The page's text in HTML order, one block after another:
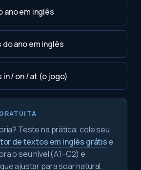
ano em inglês
ano em inglês
/ on / at (o jogo)
Teste na prática: cole seu
de textos em inglês grátise
o seu nível (A1–C2) e
ajustar para soar natural.